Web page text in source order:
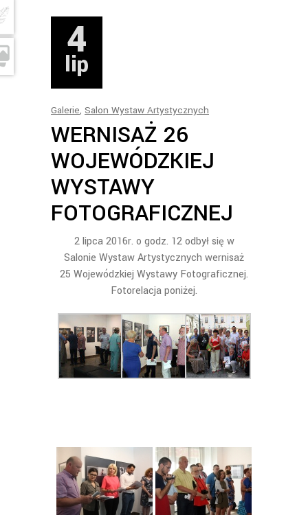
4
lip
Galerie, Salon Wystaw Artystycznych
WERNISAŻ 26
WOJEWÓDZKIEJ
WYSTAWY
FOTOGRAFICZNEJ
2 lipca 2016r. o godz. 12 odbył się w
Salonie Wystaw Artystycznych wernisaż
25 Wojewódzkiej Wystawy Fotograficznej.
Fotorelacja poniżej.